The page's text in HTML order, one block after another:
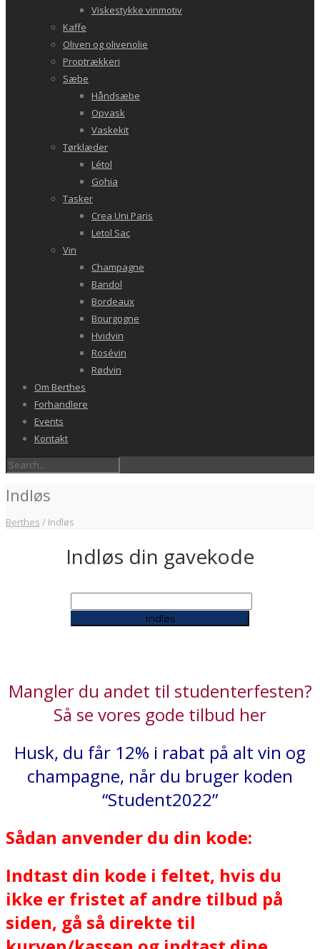
Viskestykke vinmotiv
Kaffe
Oliven og olivenolie
Proptrækkeri
Sæbe
Håndsæbe
Opvask
Vaskekit
Tørklæder
Létol
Gohia
Tasker
Crea Uni Paris
Letol Sac
Vin
Champagne
Bandol
Bordeaux
Bourgogne
Hvidvin
Rosévin
Rødvin
Om Berthes
Forhandlere
Events
Kontakt
Indløs
Berthes / Indløs
Indløs din gavekode
Mangler du andet til studenterfesten?
Så se vores gode tilbud her
Husk, du får 12% i rabat på alt vin og
champagne, når du bruger koden
“Student2022”
Sådan anvender du din kode:
Indtast din kode i feltet, hvis du
ikke er fristet af andre tilbud på
siden, gå så direkte til